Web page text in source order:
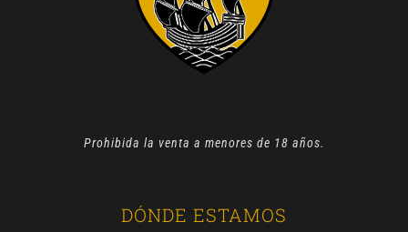
Prohibida la venta a menores de 18 años.
DÓNDE ESTAMOS